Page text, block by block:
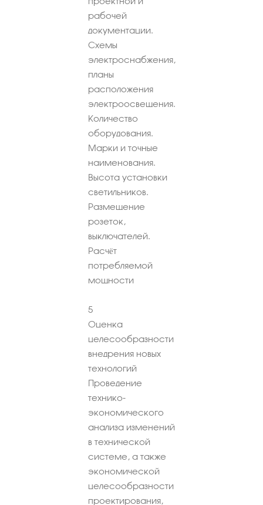
рабочей
документации.
Схемы
электроснабжения,
планы
расположения
электроосвещения.
Количество
оборудования.
Марки и точные
наименования.
Высота установки
светильников.
Размещение
розеток,
выключателей.
Расчёт
потребляемой
мощности
5
Оценка
целесообразности
внедрения новых
технологий
Проведение
технико-
экономического
анализа изменений
в технической
системе, а также
экономической
целесообразности
проектирования,